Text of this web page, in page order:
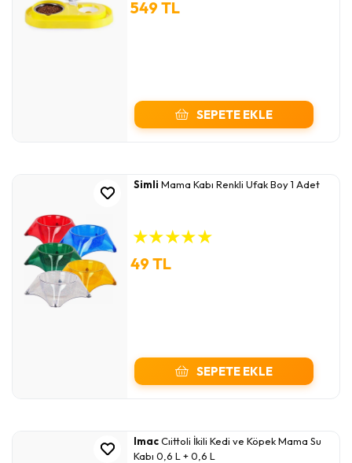
549 TL
SEPETE EKLE
Simli Mama Kabı Renkli Ufak Boy 1 Adet
★★★★★
49 TL
SEPETE EKLE
ImacCıittoli İkili Kedi ve Köpek Mama Su
Kabı 0,6 L + 0,6 L